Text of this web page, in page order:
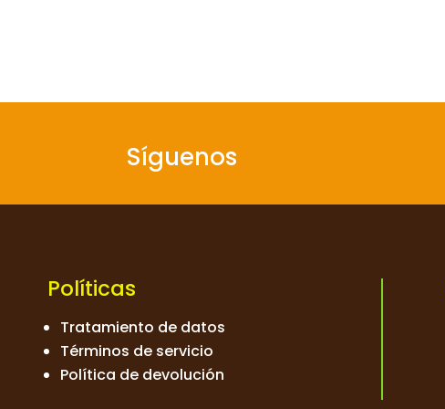
Síguenos
Políticas
Tratamiento de datos
Términos de servicio
Política de devolución